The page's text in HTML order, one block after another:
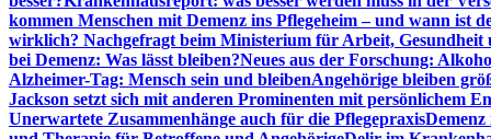
kommen Menschen mit Demenz ins Pflegeheim – und wann ist
wirklich? Nachgefragt beim Ministerium für Arbeit, Gesundheit
bei Demenz: Was lässt bleiben?Neues aus der Forschung:
Alzheimer-Tag: Mensch sein und bleibenAngehörige bleiben
Jackson setzt sich mit anderen Prominenten mit persönlichem
Unerwartete Zusammenhänge auch für die Pflegepraxis